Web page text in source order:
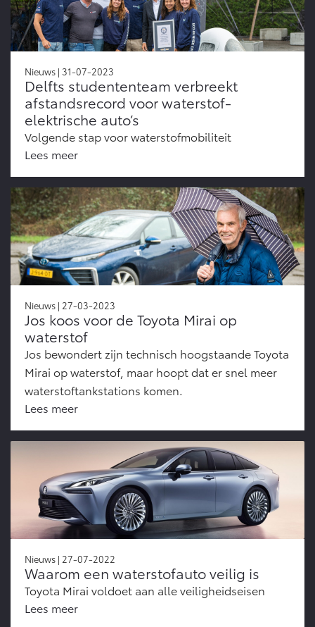
Nieuws | 31-07-2023
Delfts studententeam verbreekt
afstandsrecord voor waterstof-
elektrische auto’s
Volgende stap voor waterstofmobiliteit
Lees meer
Nieuws | 27-03-2023
Jos koos voor de Toyota Mirai op
waterstof
Jos bewondert zijn technisch hoogstaande Toyota
Mirai op waterstof, maar hoopt dat er snel meer
waterstoftankstations komen.
Lees meer
Nieuws | 27-07-2022
Waarom een waterstofauto veilig is
Toyota Mirai voldoet aan alle veiligheidseisen
Lees meer